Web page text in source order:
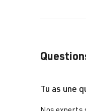
Tu as une